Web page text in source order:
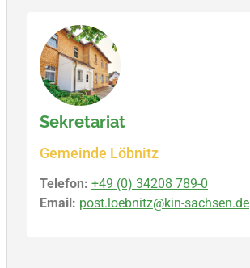
Sekretariat
Gemeinde Löbnitz
Telefon: +49 (0) 34208 789-0
Email: post.loebnitz@kin-sachsen.de